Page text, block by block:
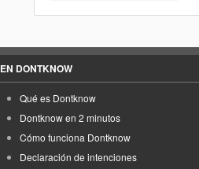
EN DONTKNOW
Qué es Dontknow
Dontknow en 2 minutos
Cómo funciona Dontknow
Declaración de intenciones